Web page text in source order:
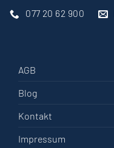
077 20 62 900
AGB
Blog
Kontakt
Impressum